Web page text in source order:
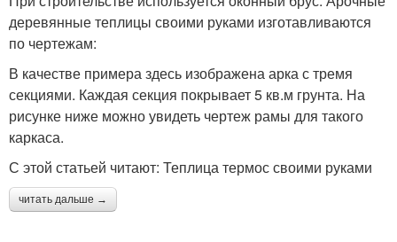
деревянные теплицы своими руками изготавливаются
по чертежам:
В качестве примера здесь изображена арка с тремя
секциями. Каждая секция покрывает 5 кв.м грунта. На
рисунке ниже можно увидеть чертеж рамы для такого
каркаса.
С этой статьей читают: Теплица термос своими руками
читать дальше →